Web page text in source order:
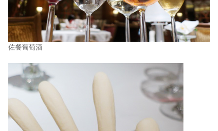
佐餐葡萄酒